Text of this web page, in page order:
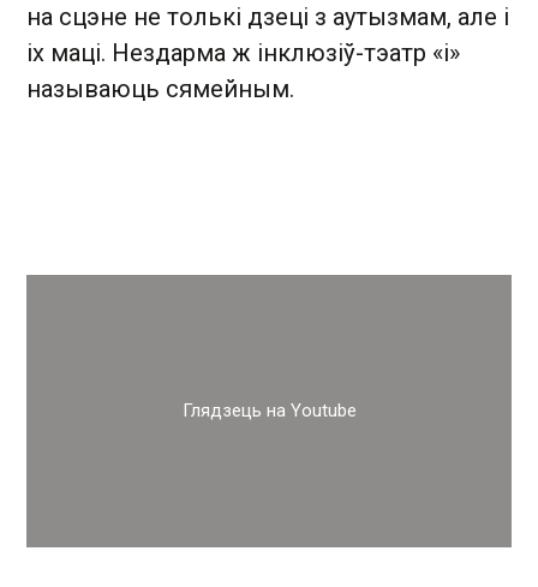
на сцэне не толькі дзеці з аутызмам, але і
іх маці. Нездарма ж інклюзіў-тэатр «і»
называюць сямейным.
Глядзець на Youtube